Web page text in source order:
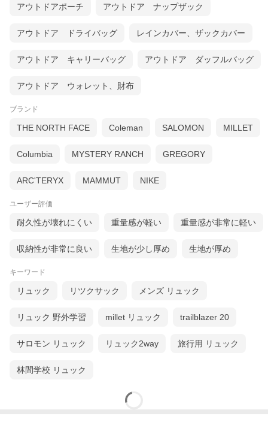
アウトドアポーチ アウトドア ナップザック
アウトドア ドライバッグ レインカバー、ザックカバー
アウトドア キャリーバッグ アウトドア ダッフルバッグ
アウトドア ウォレット、財布
ブランド
THE NORTH FACE Coleman SALOMON MILLET
Columbia MYSTERY RANCH GREGORY
ARC'TERYX MAMMUT NIKE
ユーザー評価
耐久性が壊れにくい 重量感が軽い 重量感が非常に軽い
収納性が非常に良い 生地が少し厚め 生地が厚め
キーワード
リュック リツクサック メンズ リュック
リュック 野外学習 millet リュック trailblazer 20
サロモン リュック リュック2way 旅行用 リュック
林間学校 リュック